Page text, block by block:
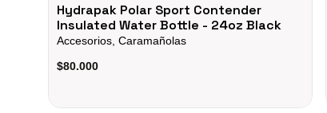
Hydrapak Polar Sport Contender
Insulated Water Bottle - 24oz Black
Accesorios, Caramañolas
$80.000